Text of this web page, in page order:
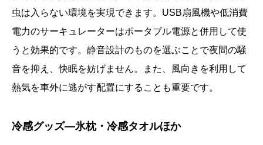
虫は入らない環境を実現できます。USB扇風機や低消費
電力のサーキュレーターはポータブル電源と併用して使
うと効果的です。静音設計のものを選ぶことで夜間の騒
音を抑え、快眠を妨げません。また、風向きを利用して
熱気を車外に逃がす配置にすることも重要です。
冷感グッズ—氷枕・冷感タオルほか